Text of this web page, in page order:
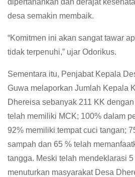
desa semakin membaik.
“Komitmen ini akan sangat tawar
tidak terpenuhi,” ujar Odorikus.
Sementara itu, Penjabat Kepala
Guwa melaporkan Jumlah Kepala
Dhereisa sebanyak 211 KK
telah memiliki MCK; 100% dalam
92% memiliki tempat cuci tangan;
sampah dan 65 % telah
tangga. Meski telah mendeklarasi
menuturkan masyarakat Desa